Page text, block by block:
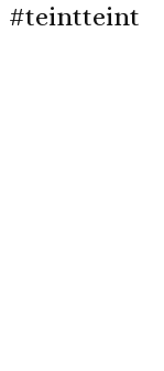
#teintteint